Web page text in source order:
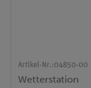
Artikel-Nr.:04850-00
Wetterstation